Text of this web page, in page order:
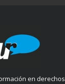
en